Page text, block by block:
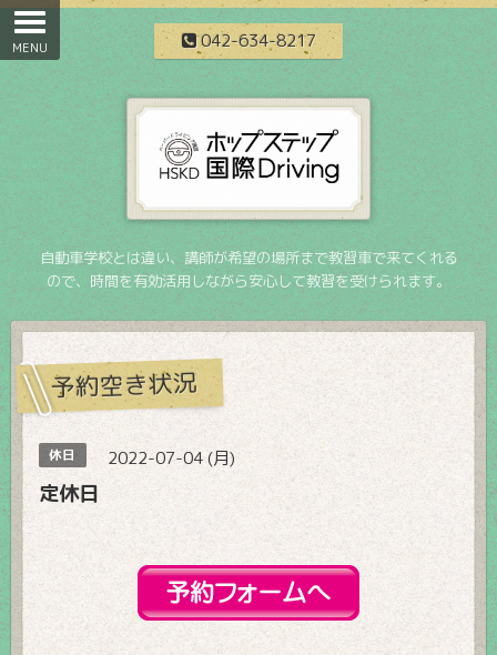
042-634-8217
自動車学校とは違い、講師が希望の場所まで教習車で来てくれる
ので、時間を有効活用しながら安心して教習を受けられます。
予約空き状況
休日 2022-07-04 (月)
定休日